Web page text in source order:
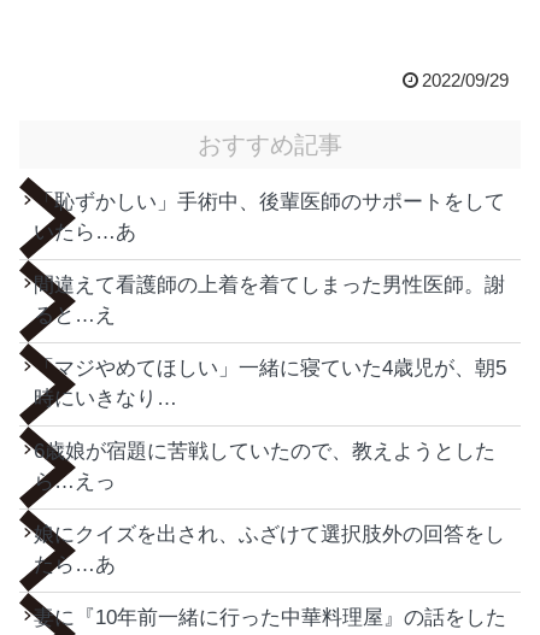
2022/09/29
おすすめ記事
「恥ずかしい」手術中、後輩医師のサポートをして
いたら…あ
間違えて看護師の上着を着てしまった男性医師。謝
ると…え
「マジやめてほしい」一緒に寝ていた4歳児が、朝5
時にいきなり…
6歳娘が宿題に苦戦していたので、教えようとした
ら…えっ
娘にクイズを出され、ふざけて選択肢外の回答をし
たら…あ
妻に『10年前一緒に行った中華料理屋』の話をした